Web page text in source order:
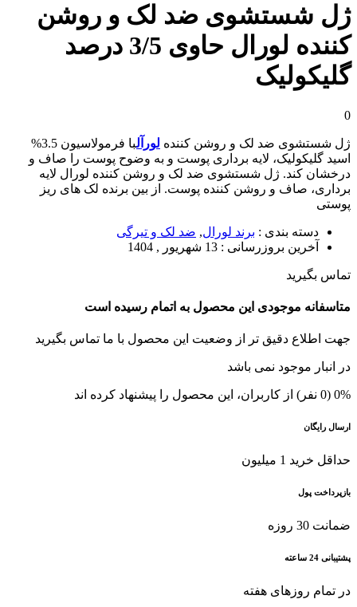
ژل شستشوی ضد لک و روشن
کننده لورال حاوی 3/5 درصد
گلیکولیک
0
ژل شستشوی ضد لک و روشن کننده لورآل
با فرمولاسیون 3.5%
اسید گلیکولیک، لایه برداری پوست و به وضوح پوست را صاف و
درخشان کند. ژل شستشوی ضد لک و روشن کننده لورال لایه
برداری، صاف و روشن کننده پوست. از بین برنده لک های ریز
پوستی
دسته بندی : برند لورال, ضد لک و تیرگی
آخرین بروزرسانی : 13 شهریور , 1404
تماس بگیرید
متاسفانه موجودی این محصول به اتمام رسیده است
جهت اطلاع دقیق تر از وضعیت این محصول با ما تماس بگیرید
در انبار موجود نمی باشد
0% (0 نفر) از کاربران، این محصول را پیشنهاد کرده اند
ارسال رایگان
حداقل خرید 1 میلیون
بازپرداخت پول
ضمانت 30 روزه
پشتیبانی 24 ساعته
در تمام روزهای هفته